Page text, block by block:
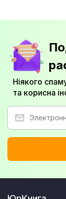
Ніякого
та корисна